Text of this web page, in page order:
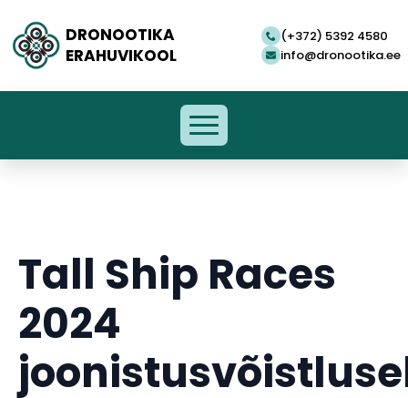
DRONOOTIKA
ERAHUVIKOOL
(+372) 5392 4580
info@dronootika.ee
Tall Ship Races
2024